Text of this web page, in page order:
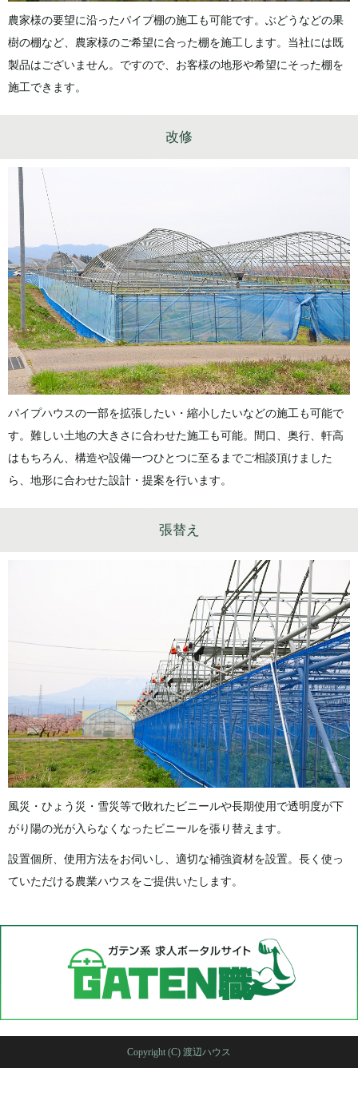
農家様の要望に沿ったパイプ棚の施工も可能です。ぶどうなどの果
樹の棚など、農家様のご希望に合った棚を施工します。当社には既
製品はございません。ですので、お客様の地形や希望にそった棚を
施工できます。
改修
パイプハウスの一部を拡張したい・縮小したいなどの施工も可能で
す。難しい土地の大きさに合わせた施工も可能。間口、奥行、軒高
はもちろん、構造や設備一つひとつに至るまでご相談頂けました
ら、地形に合わせた設計・提案を行います。
張替え
風災・ひょう災・雪災等で敗れたビニールや長期使用で透明度が下
がり陽の光が入らなくなったビニールを張り替えます。
設置個所、使用方法をお伺いし、適切な補強資材を設置。長く使っ
ていただける農業ハウスをご提供いたします。
Copyright (C) 渡辺ハウス